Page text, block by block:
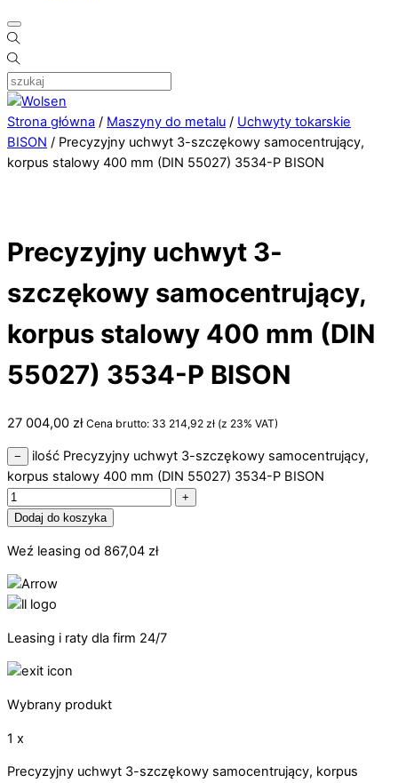
Strona główna / Maszyny do metalu / Uchwyty tokarskie
BISON / Precyzyjny uchwyt 3-szczękowy samocentrujący,
korpus stalowy 400 mm (DIN 55027) 3534-P BISON
Precyzyjny uchwyt 3-
szczękowy samocentrujący,
korpus stalowy 400 mm (DIN
55027) 3534-P BISON
27 004,00 zł Cena brutto: 33 214,92 zł (z 23% VAT)
−
ilość Precyzyjny uchwyt 3-szczękowy samocentrujący,
korpus stalowy 400 mm (DIN 55027) 3534-P BISON
+
Dodaj do koszyka
Weź leasing od 867,04 zł
Leasing i raty dla firm 24/7
Wybrany produkt
1 x
Precyzyjny uchwyt 3-szczękowy samocentrujący, korpus